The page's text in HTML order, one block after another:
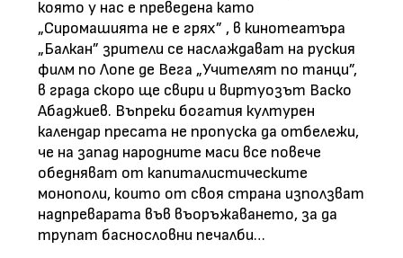
която у нас е преведена като
„Сиромашията не е грях” , в кинотеатъра
„Балкан” зрители се наслаждават на руския
филм по Лопе де Вега „Учителят по танци”,
в града скоро ще свири и виртуозът Васко
Абаджиев. Въпреки богатия културен
календар пресата не пропуска да отбележи,
че на запад народните маси все повече
обедняват от капиталистическите
монополи, които от своя страна използват
надпреварата във въоръжаването, за да
трупат баснословни печалби…